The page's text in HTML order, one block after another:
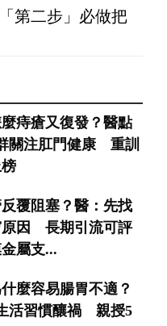
第二步」必做把
痔瘡又復發？醫點
關注肛門健康 重訓
覆阻塞？醫：先找
原因 長期引流可評
屬支...
麼容易腸胃不適？
活習慣釀禍 親授5